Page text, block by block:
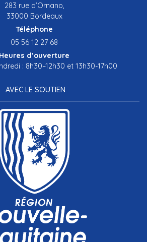
283 rue d’Ornano,
33000 Bordeaux
Téléphone
05 56 12 27 68
Heures d’ouverture
: 8h30–12h30 et 13h30-17h00
AVEC LE SOUTIEN